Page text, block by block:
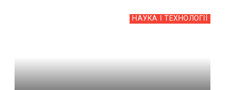
НАУКА І ТЕХНОЛОГІЇ